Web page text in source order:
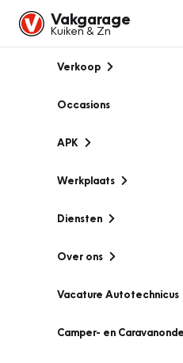
Vakgarage
Kuiken & Zn
Verkoop
Occasions
APK
Werkplaats
Diensten
Over ons
Vacature Autotechnicus
Camper- en